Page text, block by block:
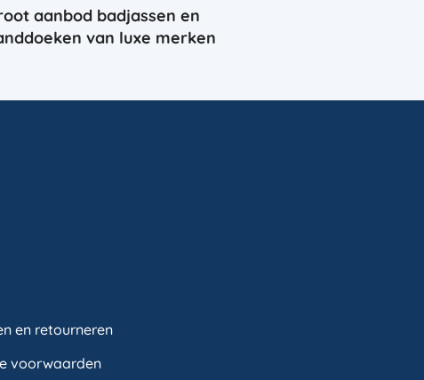
aanbod badjassen en
van luxe merken
en retourneren
voorwaarden